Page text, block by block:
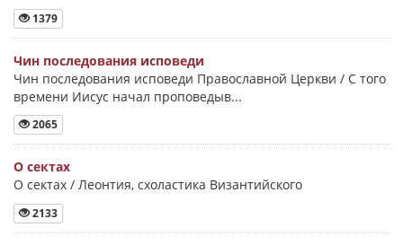
1379
Чин последования исповеди
Чин последования исповеди Православной Церкви / С того
времени Иисус начал проповедыв...
2065
О сектах
О сектах / Леонтия, схоластика Византийского
2133